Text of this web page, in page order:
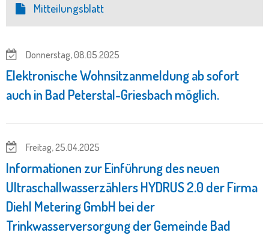
Mitteilungsblatt
Donnerstag, 08.05.2025
Elektronische Wohnsitzanmeldung ab sofort
auch in Bad Peterstal-Griesbach möglich.
Freitag, 25.04.2025
Informationen zur Einführung des neuen
Ultraschallwasserzählers HYDRUS 2.0 der Firma
Diehl Metering GmbH bei der
Trinkwasserversorgung der Gemeinde Bad